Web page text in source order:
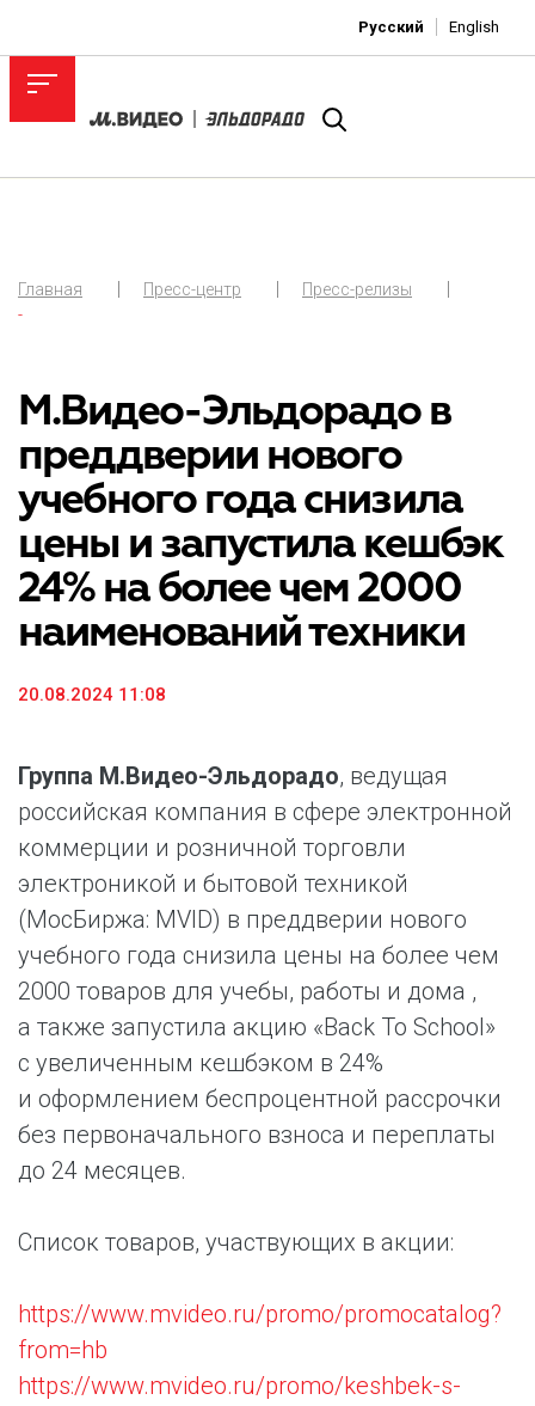
Русский English
Главная Пресс-центр
Пресс-релизы
-
М.Видео-Эльдорадо в
преддверии нового
учебного года снизила
цены и запустила кешбэк
24% на более чем 2000
наименований техники
20.08.2024 11:08
Группа М.Видео-Эльдорадо, ведущая
российская компания в сфере электронной
коммерции и розничной торговли
электроникой и бытовой техникой
(МосБиржа: MVID) в преддверии нового
учебного года снизила цены на более чем
2000 товаров для учебы, работы и дома ,
а также запустила акцию «Back To School»
с увеличенным кешбэком в 24%
и оформлением беспроцентной рассрочки
без первоначального взноса и переплаты
до 24 месяцев.
Список товаров, участвующих в акции:
https://www.mvideo.ru/promo/promocatalog?
from=hb
https://www.mvideo.ru/promo/keshbek-s-